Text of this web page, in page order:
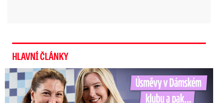
HLAVNÍ ČLÁNKY
Úsměvy v Dámském klubu a pak… Dýka do zad od Decroix!